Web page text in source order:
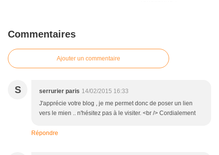
Commentaires
Ajouter un commentaire
S serrurier paris 14/02/2015 16:33
J'apprécie votre blog , je me permet donc de poser un lien
vers le mien .. n'hésitez pas à le visiter. <br /> Cordialement
Répondre